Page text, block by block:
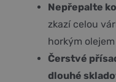
Nepřepalte
zkazí celou
horkým
Čerstvé
dlouhé